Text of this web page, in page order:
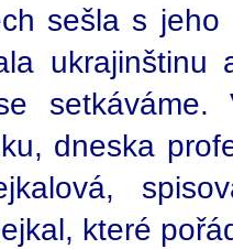
sešla s
dneska
které